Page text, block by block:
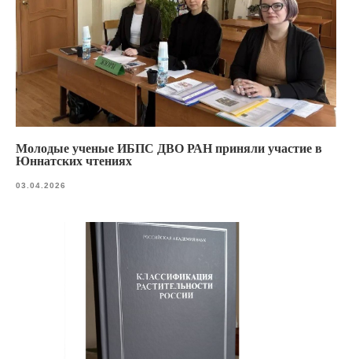
Молодые ученые ИБПС ДВО РАН приняли участие в
Юннатских чтениях
03.04.2026